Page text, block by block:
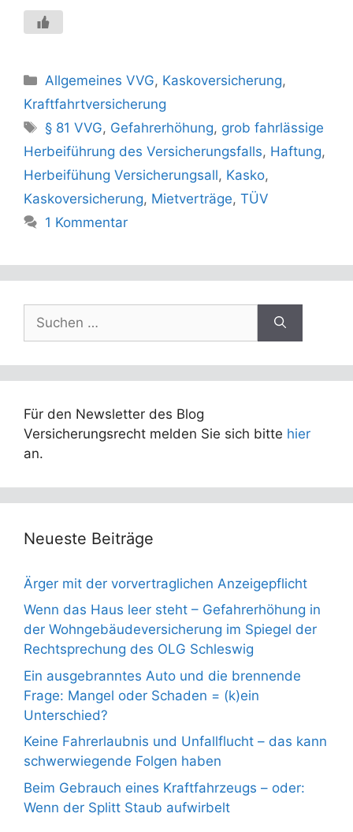
Kategorien
Allgemeines VVG, Kaskoversicherung,
Kraftfahrtversicherung
Schlagwörter
§ 81 VVG, Gefahrerhöhung, grob fahrlässige
Herbeiführung des Versicherungsfalls, Haftung,
Herbeifühung Versicherungsall, Kasko,
Kaskoversicherung, Mietverträge, TÜV
1 Kommentar
nach:
Für den Newsletter des Blog
Versicherungsrecht melden Sie sich bitte hier
an.
Neueste Beiträge
Ärger mit der vorvertraglichen Anzeigepflicht
Wenn das Haus leer steht – Gefahrerhöhung in
der Wohngebäudeversicherung im Spiegel der
Rechtsprechung des OLG Schleswig
Ein ausgebranntes Auto und die brennende
Frage: Mangel oder Schaden = (k)ein
Unterschied?
Keine Fahrerlaubnis und Unfallflucht – das kann
schwerwiegende Folgen haben
Beim Gebrauch eines Kraftfahrzeugs – oder:
Wenn der Splitt Staub aufwirbelt